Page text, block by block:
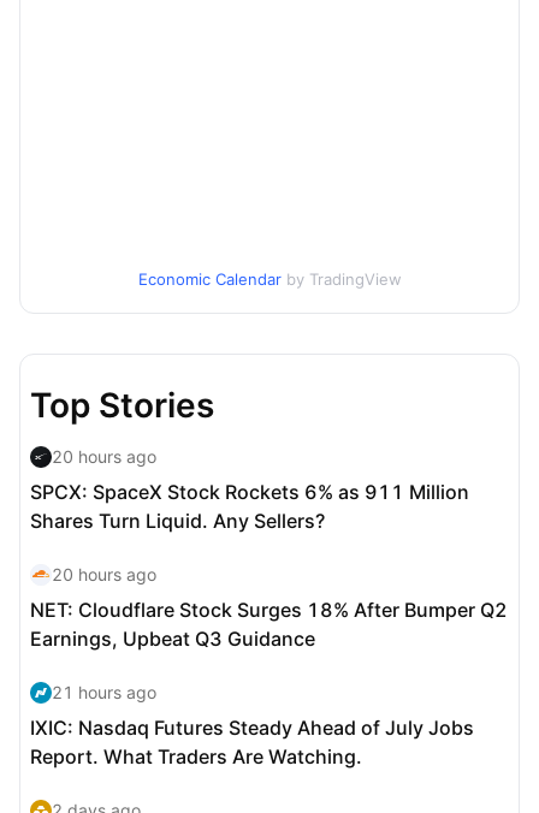
Economic Calendar by TradingView